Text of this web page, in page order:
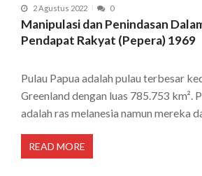
2 Agustus 2022 0
Manipulasi dan Penindasan
Pendapat Rakyat (Pepera) 1969
Pulau Papua adalah pulau terbesar
Greenland dengan luas 785.753 km².
adalah ras melanesia namun mereka
READ MORE